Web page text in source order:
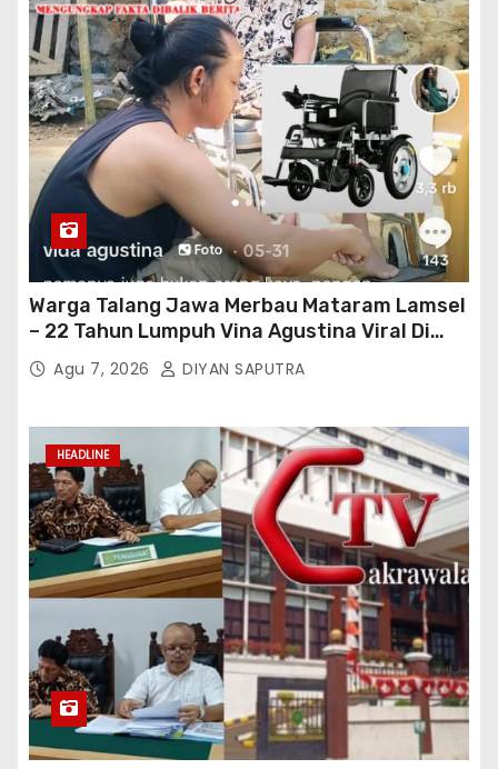
Warga Talang Jawa Merbau Mataram Lamsel
– 22 Tahun Lumpuh Vina Agustina Viral Di
Tiktok Inginkan Kursi Roda Listrik, Kepala
Perwakilan Provinsi Lampung Media
Bertindak
Agu 7, 2026 DIYAN SAPUTRA
HEADLINE